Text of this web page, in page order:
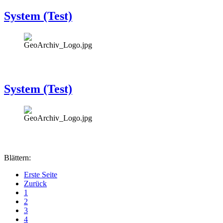
System (Test)
System (Test)
Blättern:
Erste Seite
Zurück
1
2
3
4